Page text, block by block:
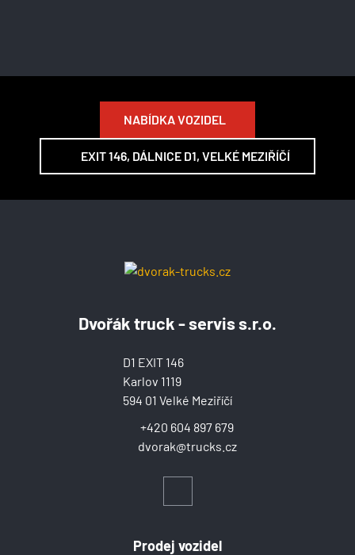
NABÍDKA VOZIDEL
EXIT 146, DÁLNICE D1, VELKÉ MEZIŘÍČÍ
Dvořák truck - servis s.r.o.
dvorak@trucks.cz
+420 604 897 679
D1 EXIT 146
Karlov 1119
594 01 Velké Meziříčí
Prodej vozidel